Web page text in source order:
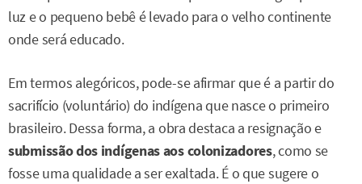
luz e o pequeno bebê é levado para o velho continente
onde será educado.
Em termos alegóricos, pode-se afirmar que é a partir do
sacrifício (voluntário) do indígena que nasce o primeiro
brasileiro. Dessa forma, a obra destaca a resignação e
submissão dos indígenas aos colonizadores, como se
fosse uma qualidade a ser exaltada. É o que sugere o